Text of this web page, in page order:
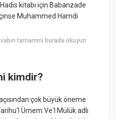
kitabı için Babanzade
Muhammed Hamdi
tamamını burada okuyun:
kimdir?
çok büyük öneme
Ümem Ve'l Mülük adlı